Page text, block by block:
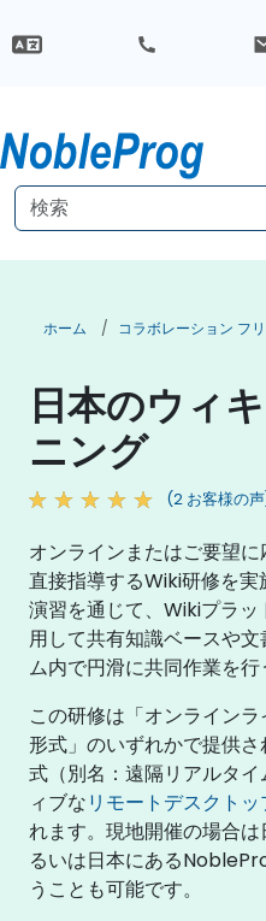
ホーム コラボレーション フ
日本のウィ
ニング
(2 お客様の
オンラインまたはご要望
直接指導するWiki研修を
演習を通じて、Wikiプラ
用して共有知識ベースや
ム内で円滑に共同作業を行
この研修は「オンライン
形式」のいずれかで提供
式（別名：遠隔リアルタ
ィブなリモートデスクトッ
れます。現地開催の場合
るいは日本にある
うことも可能です。